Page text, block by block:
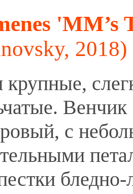
'MM’s
2018)
крупные,
Венчик
с